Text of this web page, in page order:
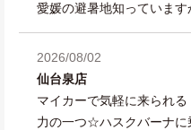
愛媛の避暑地知っています
2026/08/02
仙台泉店
マイカーで気軽に来られ
力の一つ☆ハスクバーナに